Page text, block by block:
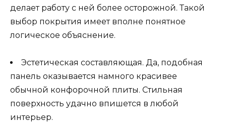
делает работу с ней более осторожной. Такой
выбор покрытия имеет вполне понятное
логическое объяснение.
Эстетическая составляющая. Да, подобная
панель оказывается намного красивее
обычной конфорочной плиты. Стильная
поверхность удачно впишется в любой
интерьер.